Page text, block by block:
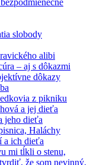
slobody
alibi
– aj s dôkazmi
dôkazy
z pikniku
a jej dieťa
jeho dieťa
Haláchy
a ich dieťa
mi tĺkli o stenu,
že som nevinný,